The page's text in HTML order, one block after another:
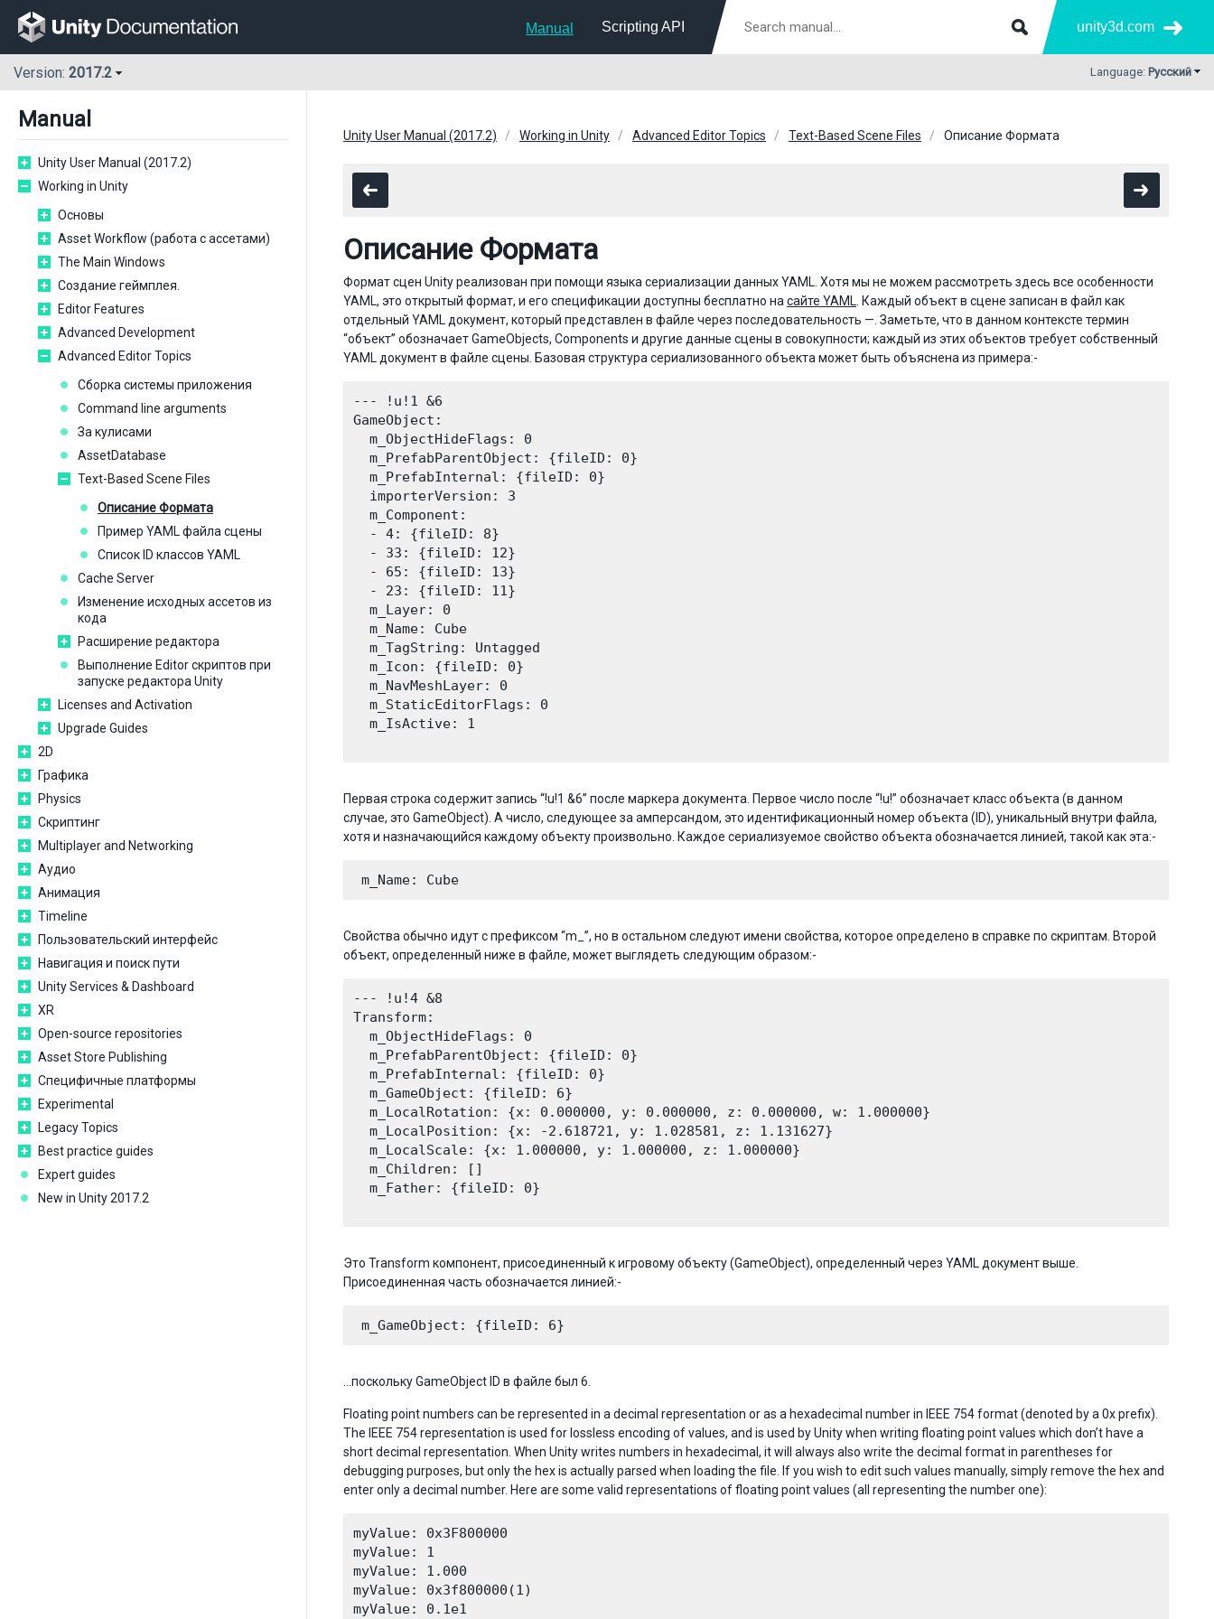
Manual Scripting API unity3d.com
Version: 2017.2 Language: Русский
Manual
Unity User Manual (2017.2)
Working in Unity
Основы
Asset Workflow (работа с ассетами)
The Main Windows
Создание геймплея.
Editor Features
Advanced Development
Advanced Editor Topics
Сборка системы приложения
Command line arguments
За кулисами
AssetDatabase
Text-Based Scene Files
Описание Формата
Пример YAML файла сцены
Список ID классов YAML
Cache Server
Изменение исходных ассетов из
кода
Расширение редактора
Выполнение Editor скриптов при
запуске редактора Unity
Licenses and Activation
Upgrade Guides
2D
Графика
Physics
Скриптинг
Multiplayer and Networking
Аудио
Анимация
Timeline
Пользовательский интерфейс
Навигация и поиск пути
Unity Services & Dashboard
XR
Open-source repositories
Asset Store Publishing
Специфичные платформы
Experimental
Legacy Topics
Best practice guides
Expert guides
New in Unity 2017.2
Unity User Manual (2017.2) Working in Unity Advanced Editor Topics Text-Based Scene Files Описание Формата
Описание Формата
Формат сцен Unity реализован при помощи языка сериализации данных YAML. Хотя мы не можем рассмотреть здесь все особенности
YAML, это открытый формат, и его спецификации доступны бесплатно на сайте YAML . Каждый объект в сцене записан в файл как
отдельный YAML документ, который представлен в файле через последовательность —. Заметьте, что в данном контексте термин
“объект” обозначает GameObjects, Components и другие данные сцены в совокупности; каждый из этих объектов требует собственный
YAML документ в файле сцены. Базовая структура сериализованного объекта может быть объяснена из примера:-
--- !u!1 &6
GameObject:
  m_ObjectHideFlags: 0
  m_PrefabParentObject: {fileID: 0}
  m_PrefabInternal: {fileID: 0}
  importerVersion: 3
  m_Component:
  - 4: {fileID: 8}
  - 33: {fileID: 12}
  - 65: {fileID: 13}
  - 23: {fileID: 11}
  m_Layer: 0
  m_Name: Cube
  m_TagString: Untagged
  m_Icon: {fileID: 0}
  m_NavMeshLayer: 0
  m_StaticEditorFlags: 0
  m_IsActive: 1
Первая строка содержит запись “!u!1 &6” после маркера документа. Первое число после “!u!” обозначает класс объекта (в данном
случае, это GameObject). А число, следующее за амперсандом, это идентификационный номер объекта (ID), уникальный внутри файла,
хотя и назначающийся каждому объекту произвольно. Каждое сериализуемое свойство объекта обозначается линией, такой как эта:-
Свойства обычно идут с префиксом “m_”, но в остальном следуют имени свойства, которое определено в справке по скриптам. Второй
объект, определенный ниже в файле, может выглядеть следующим образом:-
--- !u!4 &8
Transform:
  m_ObjectHideFlags: 0
  m_PrefabParentObject: {fileID: 0}
  m_PrefabInternal: {fileID: 0}
  m_GameObject: {fileID: 6}
  m_LocalRotation: {x: 0.000000, y: 0.000000, z: 0.000000, w: 1.000000}
  m_LocalPosition: {x: -2.618721, y: 1.028581, z: 1.131627}
  m_LocalScale: {x: 1.000000, y: 1.000000, z: 1.000000}
  m_Children: []
  m_Father: {fileID: 0}
Это Transform компонент, присоединенный к игровому объекту (GameObject), определенный через YAML документ выше.
Присоединенная часть обозначается линией:-
…поскольку GameObject ID в файле был 6.
Floating point numbers can be represented in a decimal representation or as a hexadecimal number in IEEE 754 format (denoted by a 0x prefix).
The IEEE 754 representation is used for lossless encoding of values, and is used by Unity when writing floating point values which don’t have a
short decimal representation. When Unity writes numbers in hexadecimal, it will always also write the decimal format in parentheses for
debugging purposes, but only the hex is actually parsed when loading the file. If you wish to edit such values manually, simply remove the hex and
enter only a decimal number. Here are some valid representations of floating point values (all representing the number one):
myValue: 0x3F800000
myValue: 1
myValue: 1.000
myValue: 0x3f800000(1)
myValue: 0.1e1